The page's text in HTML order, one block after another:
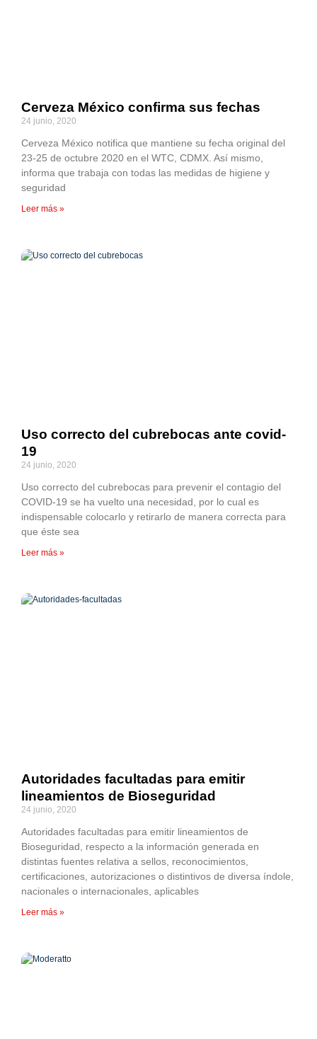
Cerveza México confirma sus fechas
24 junio, 2020
Cerveza México notifica que mantiene su fecha original del
23-25 de octubre 2020 en el WTC, CDMX. Así mismo,
informa que trabaja con todas las medidas de higiene y
seguridad
Leer más »
Uso correcto del cubrebocas ante covid-
19
24 junio, 2020
Uso correcto del cubrebocas para prevenir el contagio del
COVID-19 se ha vuelto una necesidad, por lo cual es
indispensable colocarlo y retirarlo de manera correcta para
que éste sea
Leer más »
Autoridades facultadas para emitir
lineamientos de Bioseguridad
24 junio, 2020
Autoridades facultadas para emitir lineamientos de
Bioseguridad, respecto a la información generada en
distintas fuentes relativa a sellos, reconocimientos,
certificaciones, autorizaciones o distintivos de diversa índole,
nacionales o internacionales, aplicables
Leer más »